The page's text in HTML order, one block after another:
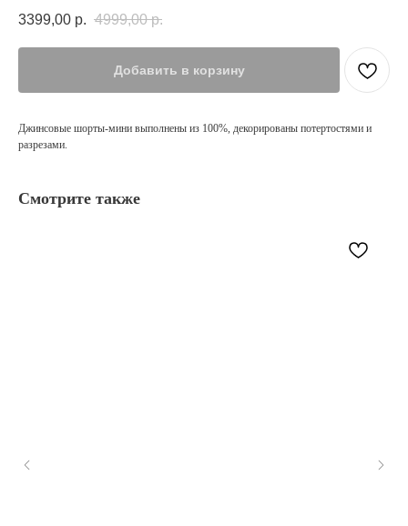
3399,00 р. 4999,00 р.
Добавить в корзину
Джинсовые шорты-мини выполнены из 100%, декорированы потертостями и
разрезами.
Смотрите также